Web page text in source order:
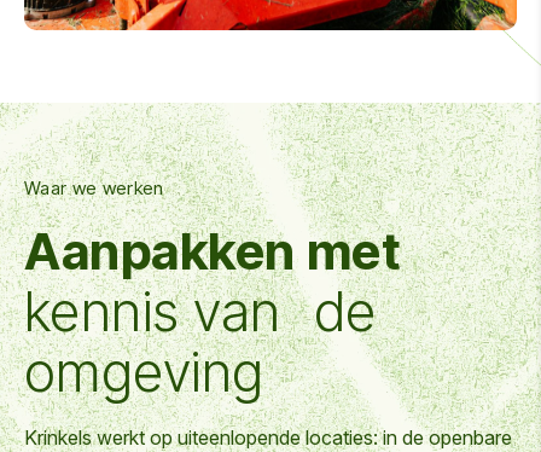
Waar we werken
Aanpakken met
kennis van de
omgeving
Krinkels werkt op uiteenlopende locaties: in de openbare